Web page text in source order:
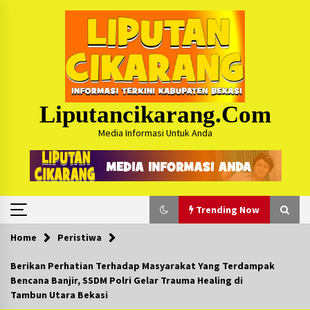
Liputancikarang.com
Media Informasi Untuk Anda
Trending Now
Trending Now
Posko Mudik Kosmi Jurpala 2026 Hadirkan
Pelayanan Penuh bagi Pemudik : Sudah Tahun
Home Peristiwa
Berikan Perhatian Terhadap Masyarakat Yang Terdampak
Bencana Banjir, SSDM Polri Gelar Trauma Healing di
Tambun Utara Bekasi